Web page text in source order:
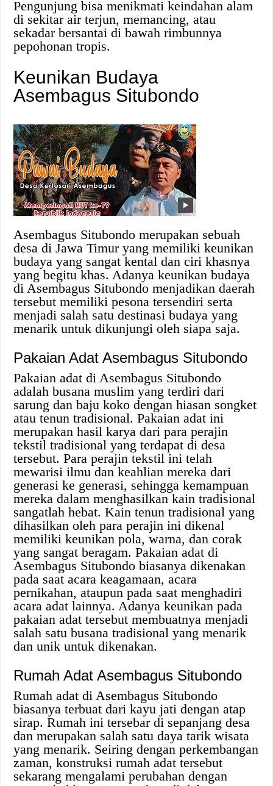
Pengunjung bisa menikmati keindahan alam
di sekitar air terjun, memancing, atau
sekadar bersantai di bawah rimbunnya
pepohonan tropis.
Keunikan Budaya
Asembagus Situbondo
Asembagus Situbondo merupakan sebuah
desa di Jawa Timur yang memiliki keunikan
budaya yang sangat kental dan ciri khasnya
yang begitu khas. Adanya keunikan budaya
di Asembagus Situbondo menjadikan daerah
tersebut memiliki pesona tersendiri serta
menjadi salah satu destinasi budaya yang
menarik untuk dikunjungi oleh siapa saja.
Pakaian Adat Asembagus Situbondo
Pakaian adat di Asembagus Situbondo
adalah busana muslim yang terdiri dari
sarung dan baju koko dengan hiasan songket
atau tenun tradisional. Pakaian adat ini
merupakan hasil karya dari para perajin
tekstil tradisional yang terdapat di desa
tersebut. Para perajin tekstil ini telah
mewarisi ilmu dan keahlian mereka dari
generasi ke generasi, sehingga kemampuan
mereka dalam menghasilkan kain tradisional
sangatlah hebat. Kain tenun tradisional yang
dihasilkan oleh para perajin ini dikenal
memiliki keunikan pola, warna, dan corak
yang sangat beragam. Pakaian adat di
Asembagus Situbondo biasanya dikenakan
pada saat acara keagamaan, acara
pernikahan, ataupun pada saat menghadiri
acara adat lainnya. Adanya keunikan pada
pakaian adat tersebut membuatnya menjadi
salah satu busana tradisional yang menarik
dan unik untuk dikenakan.
Rumah Adat Asembagus Situbondo
Rumah adat di Asembagus Situbondo
biasanya terbuat dari kayu jati dengan atap
sirap. Rumah ini tersebar di sepanjang desa
dan merupakan salah satu daya tarik wisata
yang menarik. Seiring dengan perkembangan
zaman, konstruksi rumah adat tersebut
sekarang mengalami perubahan dengan